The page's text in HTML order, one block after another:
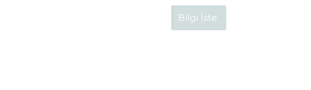
Bilgi İste